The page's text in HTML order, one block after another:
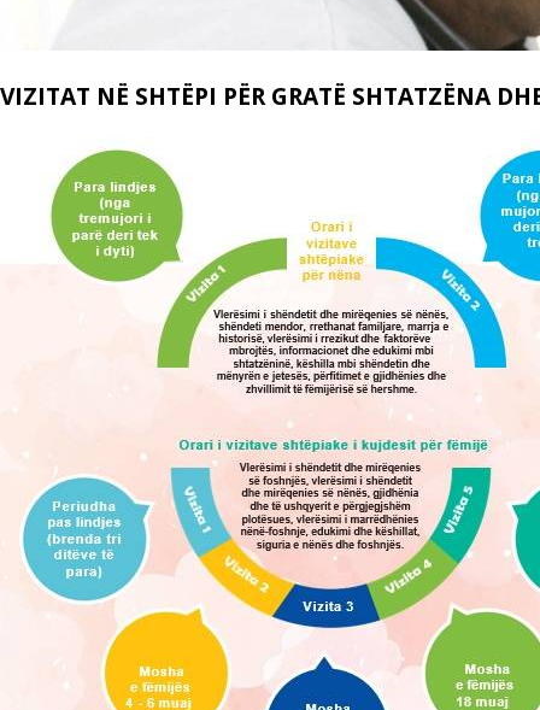
VIZITAT NË SHTËPI PËR GRATË SHTATZËNA